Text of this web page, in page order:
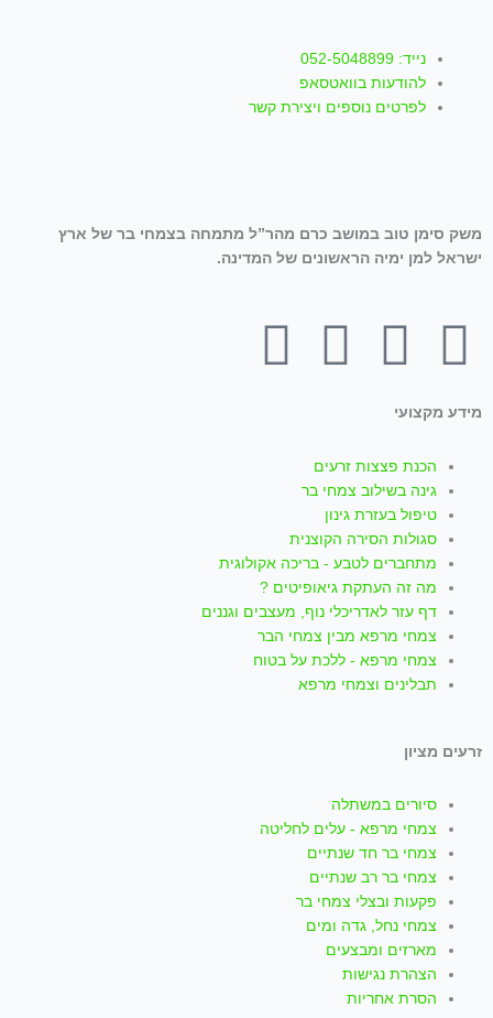
נייד: 052-5048899
להודעות בוואטסאפ
לפרטים נוספים ויצירת קשר
משק סימן טוב במושב כרם מהר”ל מתמחה בצמחי בר של ארץ
ישראל למן ימיה הראשונים של המדינה.
F
a
c
e
b
o
o
k
-
f
Y
o
u
t
u
b
e
I
s
t
a
g
r
m
W
s
a
p
k
מידע מקצועי
הכנת פצצות זרעים
גינה בשילוב צמחי בר
טיפול בעזרת גינון
סגולות הסירה הקוצנית
מתחברים לטבע - בריכה אקולוגית
מה זה העתקת גיאופיטים ?
דף עזר לאדריכלי נוף, מעצבים וגננים
צמחי מרפא מבין צמחי הבר
צמחי מרפא - ללכת על בטוח
תבלינים וצמחי מרפא
זרעים מציון
סיורים במשתלה
צמחי מרפא - עלים לחליטה
צמחי בר חד שנתיים
צמחי בר רב שנתיים
פקעות ובצלי צמחי בר
צמחי נחל, גדה ומים
מארזים ומבצעים
הצהרת נגישות
הסרת אחריות